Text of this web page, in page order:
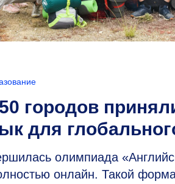
городов
для
олимпиада
онлайн. Такой